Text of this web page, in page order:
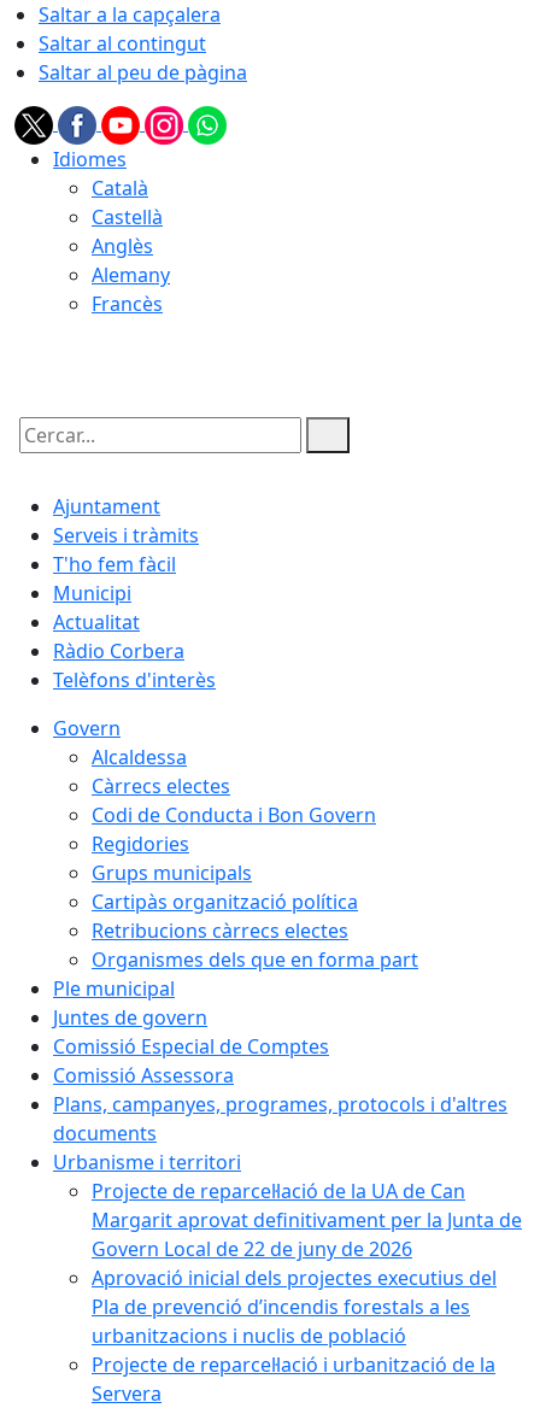
Saltar a la capçalera
Saltar al contingut
Saltar al peu de pàgina
Idiomes
Català
Castellà
Anglès
Alemany
Francès
Cercar:
Ajuntament
Serveis i tràmits
T'ho fem fàcil
Municipi
Actualitat
Ràdio Corbera
Telèfons d'interès
Govern
Alcaldessa
Càrrecs electes
Codi de Conducta i Bon Govern
Regidories
Grups municipals
Cartipàs organització política
Retribucions càrrecs electes
Organismes dels que en forma part
Ple municipal
Juntes de govern
Comissió Especial de Comptes
Comissió Assessora
Plans, campanyes, programes, protocols i d'altres
documents
Urbanisme i territori
Projecte de reparcel·lació de la UA de Can
Margarit aprovat definitivament per la Junta de
Govern Local de 22 de juny de 2026
Aprovació inicial dels projectes executius del
Pla de prevenció d’incendis forestals a les
urbanitzacions i nuclis de població
Projecte de reparcel·lació i urbanització de la
Servera